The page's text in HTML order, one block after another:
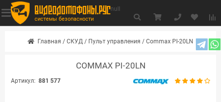
видеодомофоны.рус
системы безопасности
null
Главная / СКУД / Пульт управления / Commax PI-20LN
COMMAX PI-20LN
Артикул: 881 577